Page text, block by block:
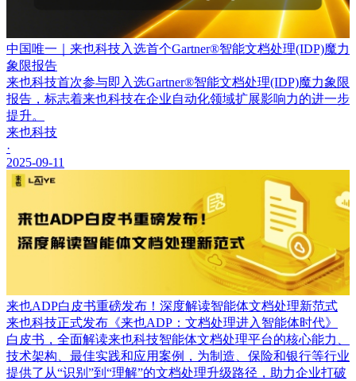
中国唯一｜来也科技入选首个Gartner®智能文档处理(IDP)魔力
象限报告
来也科技首次参与即入选Gartner®智能文档处理(IDP)魔力象限
报告，标志着来也科技在企业自动化领域扩展影响力的进一步
提升。
来也科技
·
2025-09-11
来也ADP白皮书重磅发布！深度解读智能体文档处理新范式
来也科技正式发布《来也ADP：文档处理进入智能体时代》
白皮书，全面解读来也科技智能体文档处理平台的核心能力、
技术架构、最佳实践和应用案例，为制造、保险和银行等行业
提供了从“识别”到“理解”的文档处理升级路径，助力企业打破